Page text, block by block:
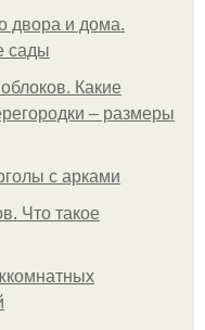
двора и дома.
сады
Какие
– размеры
с арками
Что такое